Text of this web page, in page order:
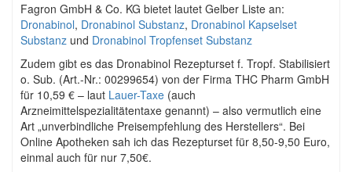
Fagron GmbH & Co. KG bietet lautet Gelber Liste an:
Dronabinol, Dronabinol Substanz, Dronabinol Kapselset
Substanz und Dronabinol Tropfenset Substanz
Zudem gibt es das Dronabinol Rezepturset f. Tropf. Stabilisiert
o. Sub. (Art.-Nr.: 00299654) von der Firma THC Pharm GmbH
für 10,59 € – laut Lauer-Taxe (auch
Arzneimittelspezialitätentaxe genannt) – also vermutlich eine
Art „unverbindliche Preisempfehlung des Herstellers“. Bei
Online Apotheken sah ich das Rezepturset für 8,50-9,50 Euro,
einmal auch für nur 7,50€.